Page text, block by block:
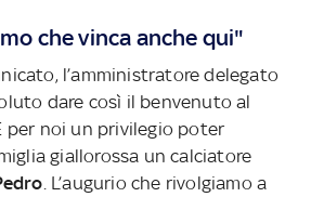
che vinca anche qui"
l’amministratore delegato
dare così il benvenuto al
per noi un privilegio poter
giallorossa un calciatore
. L’augurio che rivolgiamo a